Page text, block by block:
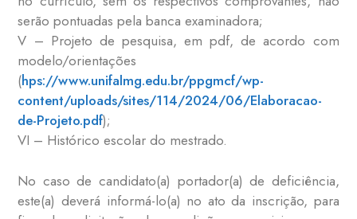
serão pontuadas pela banca examinadora;
V – Projeto de pesquisa, em pdf, de acordo com
modelo/orientações
(hps://www.unifalmg.edu.br/ppgmcf/wp-
content/uploads/sites/114/2024/06/Elaboracao-
de-Projeto.pdf);
VI – Histórico escolar do mestrado.
No caso de candidato(a) portador(a) de deficiência,
este(a) deverá informá-lo(a) no ato da inscrição, para